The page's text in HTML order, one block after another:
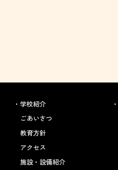
学校紹介
ごあいさつ
教育方針
アクセス
施設・設備紹介